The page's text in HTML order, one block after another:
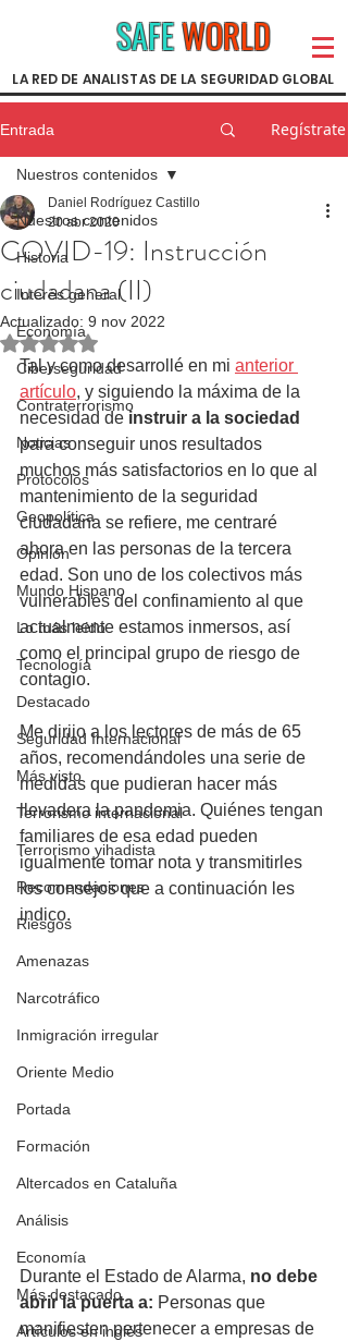
SAFEWORLD
LA RED DE ANALISTAS DE LA SEGURIDAD GLOBAL
Entrada Regístrate
Nuestros contenidos
Historia
Interés general
Economía
Ciberseguridad
Contraterrorismo
Noticias
Protocolos
Geopolítica
Opinión
Mundo Hispano
Lo más leído
Tecnología
Destacado
Seguridad Internacional
Más visto
Terrorismo internacional
Terrorismo yihadista
Recomendaciones
Riesgos
Amenazas
Narcotráfico
Inmigración irregular
Oriente Medio
Portada
Formación
Altercados en Cataluña
Análisis
Economía
Más destacado
Artículos en inglés
Nuestros contenidos
COVID-19: Instrucción
ciudadana (II)
Daniel Rodríguez Castillo
20 abr 2020
Actualizado: 9 nov 2022
Obtuvo NaN de 5 estrellas.
Tal y como desarrollé en mi anterior
artículo, y siguiendo la máxima de la
necesidad de instruir a la sociedad
para conseguir unos resultados
muchos más satisfactorios en lo que al
mantenimiento de la seguridad
ciudadana se refiere, me centraré
ahora en las personas de la tercera
edad. Son uno de los colectivos más
vulnerables del confinamiento al que
actualmente estamos inmersos, así
como el principal grupo de riesgo de
contagio.
Me dirijo a los lectores de más de 65
años, recomendándoles una serie de
medidas que pudieran hacer más
llevadera la pandemia. Quiénes tengan
familiares de esa edad pueden
igualmente tomar nota y transmitirles
los consejos que a continuación les
indico.
Durante el Estado de Alarma, no debe
abrir la puerta a: Personas que
manifiesten pertenecer a empresas de